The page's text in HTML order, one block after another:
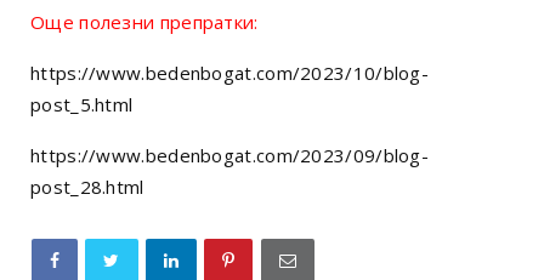
Още полезни препратки:
https://www.bedenbogat.com/2023/10/blog-
post_5.html
https://www.bedenbogat.com/2023/09/blog-
post_28.html